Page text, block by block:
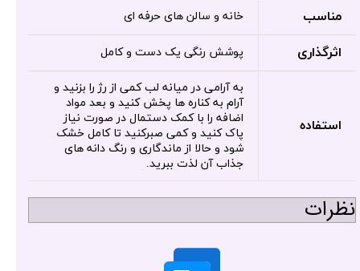
مناسب خانه و سالن های حرفه ای
اثرگذاری پوشش رنگی یک دست و کامل
استفاده
به آرامی در میانه لب کمی از رژ را بزنید و
آرام به کناره ها پخش کنید و بعد مواد
اضافه را با کمک دستمال در صورت نیاز
پاک کنید و کمی صبرکنید تا کامل خشک
شود و حالا از ماندگاری و رنگ دانه های
جذاب آن لذت ببرید.
نظرات